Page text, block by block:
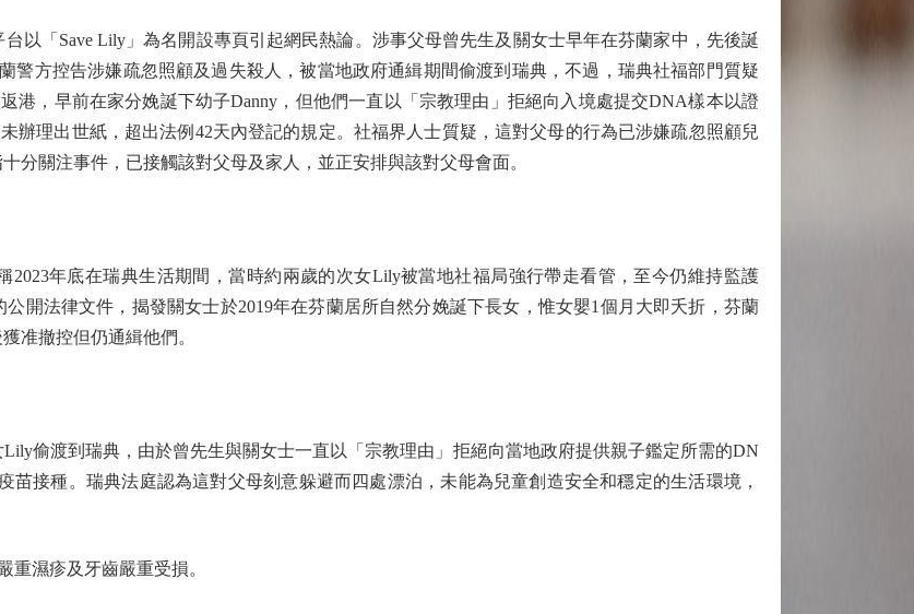
「Save Lily」為名開設專頁引起網民熱論。涉事父母曾先生及關女士早年在芬蘭家中，先後誕
警方控告涉嫌疏忽照顧及過失殺人，被當地政府通緝期間偷渡到瑞典，不過，瑞典社福部門質疑
港，早前在家分娩誕下幼子Danny，但他們一直以「宗教理由」拒絕向入境處提交DNA樣本以證
辦理出世紙，超出法例42天內登記的規定。社福界人士質疑，這對父母的行為已涉嫌疏忽照顧兒
分關注事件，已接觸該對父母及家人，並正安排與該對父母會面。
年底在瑞典生活期間，當時約兩歲的次女Lily被當地社福局強行帶走看管，至今仍維持監護
開法律文件，揭發關女士於2019年在芬蘭居所自然分娩誕下長女，惟女嬰1個月大即夭折，芬蘭
准撤控但仍通緝他們。
偷渡到瑞典，由於曾先生與關女士一直以「宗教理由」拒絕向當地政府提供親子鑑定所需的DN
接種。瑞典法庭認為這對父母刻意躲避而四處漂泊，未能為兒童創造安全和穩定的生活環境，
濕疹及牙齒嚴重受損。